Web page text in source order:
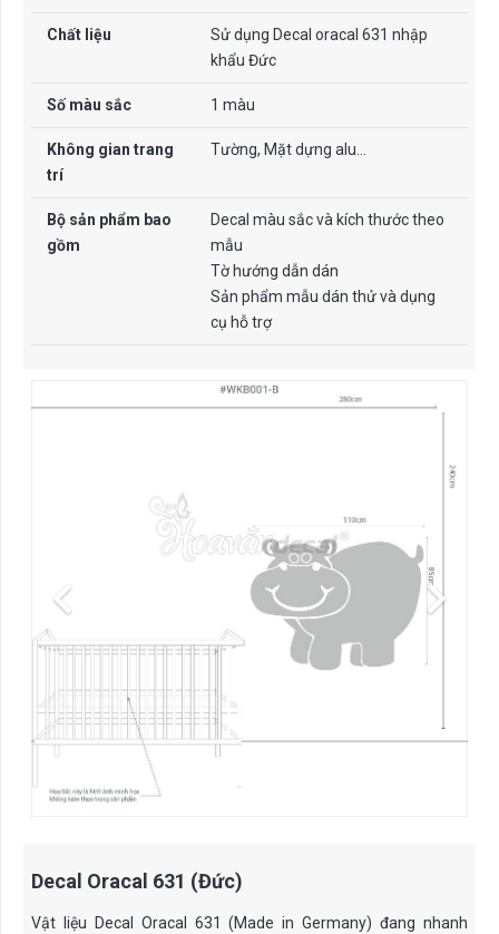
Chất liệu
Sử dụng Decal oracal 631 nhập
khẩu Đức
Số màu sắc 1 màu
Không gian trang
trí
Tường, Mặt dựng alu…
Bộ sản phẩm bao
gồm
Decal màu sắc và kích thước theo
mẫu
Tờ hướng dẫn dán
Sản phẩm mẫu dán thử và dụng
cụ hỗ trợ
Decal Oracal 631 (Đức)
Vật liệu Decal Oracal 631 (Made in Germany) đang nhanh